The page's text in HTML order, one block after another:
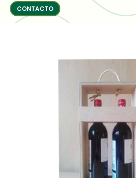
CONTACTO